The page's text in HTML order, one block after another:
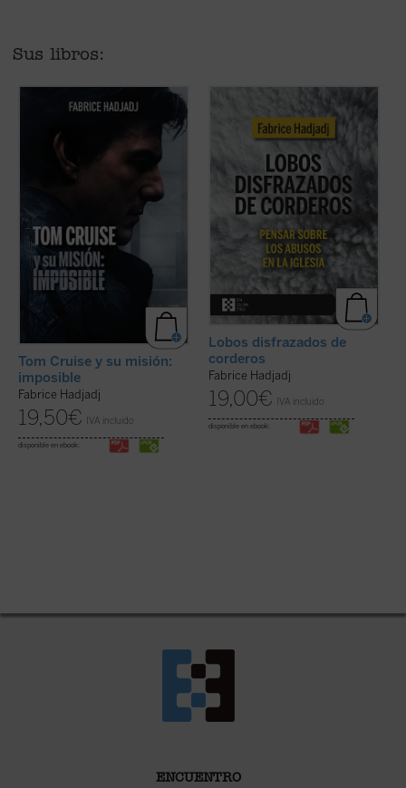
Sus libros:
cine. Cuando un actor se convierte en
inevitablemente refleja algo de su época.
Tom Cruise y su misión:
imposible
Fabrice Hadjadj
19,50€ IVA incluido
disponible en ebook:
Fabrice Hadjadj nos sumerge en las
raíces del mal, donde, según el Evangelio,
«los lobos se disfrazan de corderos».
Una denuncia de la mentira, la impostura
y la credulidad. Un alegato a favor de la fe.
(ver ficha)
Lobos disfrazados de
corderos
Fabrice Hadjadj
19,00€ IVA incluido
disponible en ebook:
ENCUENTRO